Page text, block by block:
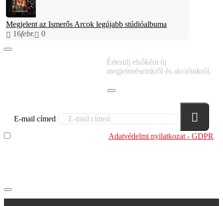
Megjelent az Ismerős Arcok legújabb stúdióalbuma
16febr. 0
Értesülj elsőként új
megjelenéseinkről és akcióinkról.
E-mail címed
Adatvédelmi nyilatkozat - GDPR